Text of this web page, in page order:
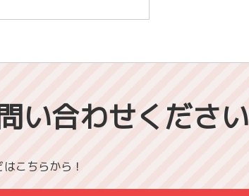
い合わせください
こちらから！